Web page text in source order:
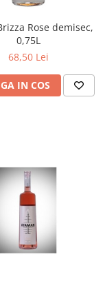
Rose demisec,
0,75L
68,50 Lei
IN COS